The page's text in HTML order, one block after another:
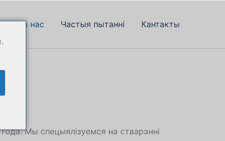
Пра нас Частыя пытанні Кантакты
Мы спецыялізуемся на стварэнні